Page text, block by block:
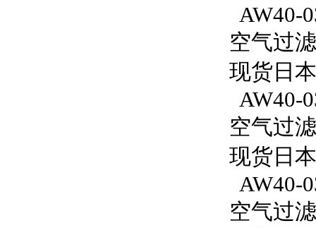
AW40-
空气过
现货日
AW40-
空气过
现货日
AW40-
空气过